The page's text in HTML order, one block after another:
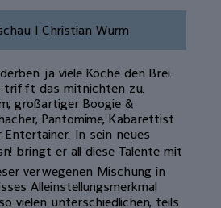
| Christian Wurm
ja viele Köche den Brei.
trifft das mitnichten zu.
großartiger Boogie &
Pantomime, Kabarettist
Entertainer. In sein neues
bringt er all diese Talente mit
verwegenen Mischung in
Alleinstellungsmerkmal
vielen unterschiedlichen, teils